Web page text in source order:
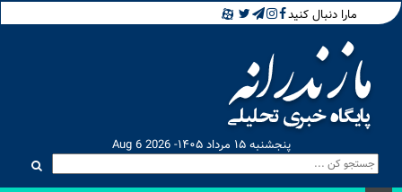
مارا دنبال کنید
پنجشنبه ۱۵ مرداد ۱۴۰۵- Aug 6 2026